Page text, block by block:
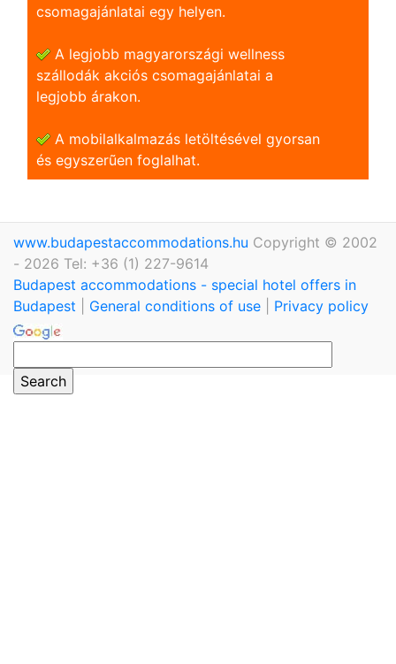
csomagajánlatai egy helyen.
A legjobb magyarországi wellness
szállodák akciós csomagajánlatai a
legjobb árakon.
A mobilalkalmazás letöltésével gyorsan
és egyszerũen foglalhat.
www.budapestaccommodations.hu Copyright © 2002
- 2026 Tel: +36 (1) 227-9614
Budapest accommodations - special hotel offers in
Budapest
General conditions of use Privacy policy